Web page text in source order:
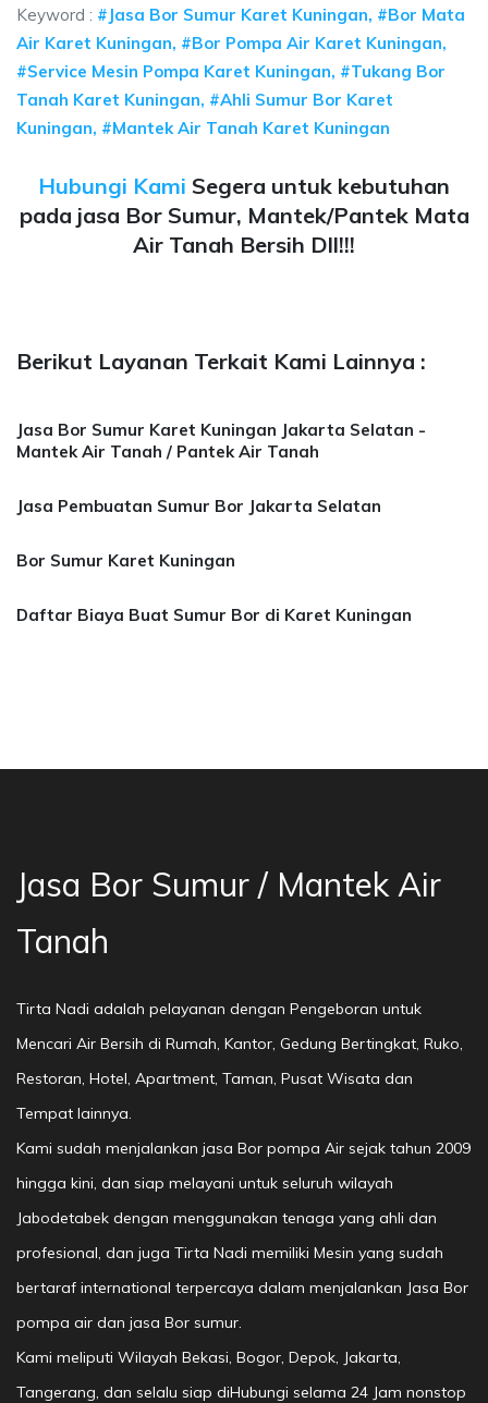
Keyword : #Jasa Bor Sumur Karet Kuningan, #Bor Mata
Air Karet Kuningan, #Bor Pompa Air Karet Kuningan,
#Service Mesin Pompa Karet Kuningan, #Tukang Bor
Tanah Karet Kuningan, #Ahli Sumur Bor Karet
Kuningan, #Mantek Air Tanah Karet Kuningan
Hubungi Kami Segera untuk kebutuhan
pada jasa Bor Sumur, Mantek/Pantek Mata
Air Tanah Bersih Dll!!!
Berikut Layanan Terkait Kami Lainnya :
Jasa Bor Sumur Karet Kuningan Jakarta Selatan -
Mantek Air Tanah / Pantek Air Tanah
Jasa Pembuatan Sumur Bor Jakarta Selatan
Bor Sumur Karet Kuningan
Daftar Biaya Buat Sumur Bor di Karet Kuningan
Jasa Bor Sumur / Mantek Air
Tanah
Tirta Nadi adalah pelayanan dengan Pengeboran untuk
Mencari Air Bersih di Rumah, Kantor, Gedung Bertingkat, Ruko,
Restoran, Hotel, Apartment, Taman, Pusat Wisata dan
Tempat lainnya.
Kami sudah menjalankan jasa Bor pompa Air sejak tahun 2009
hingga kini, dan siap melayani untuk seluruh wilayah
Jabodetabek dengan menggunakan tenaga yang ahli dan
profesional, dan juga Tirta Nadi memiliki Mesin yang sudah
bertaraf international terpercaya dalam menjalankan Jasa Bor
pompa air dan jasa Bor sumur.
Kami meliputi Wilayah Bekasi, Bogor, Depok, Jakarta,
Tangerang, dan selalu siap diHubungi selama 24 Jam nonstop